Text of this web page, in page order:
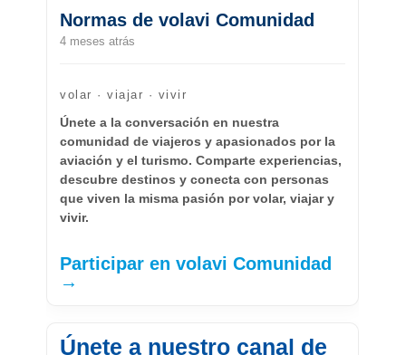
Normas de volavi Comunidad
4 meses atrás
volar · viajar · vivir
Únete a la conversación en nuestra
comunidad de viajeros y apasionados por la
aviación y el turismo. Comparte experiencias,
descubre destinos y conecta con personas
que viven la misma pasión por volar, viajar y
vivir.
Participar en volavi Comunidad
→
Únete a nuestro canal de